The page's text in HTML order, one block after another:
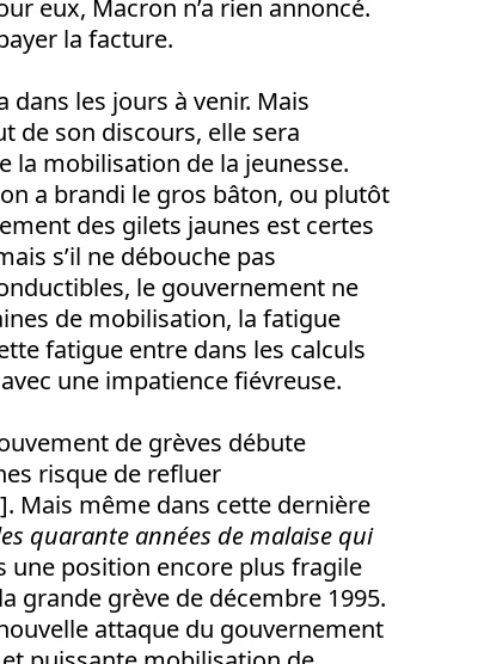
eux, Macron n’a rien annoncé.
la facture.
les jours à venir. Mais
de son discours, elle sera
la mobilisation de la jeunesse.
a brandi le gros bâton, ou plutôt
des gilets jaunes est certes
s’il ne débouche pas
le gouvernement ne
de mobilisation, la fatigue
fatigue entre dans les calculs
une impatience fiévreuse.
de grèves débute
risque de refluer
]. Mais même dans cette dernière
quarante années de malaise qui
une position encore plus fragile
grande grève de décembre 1995.
attaque du gouvernement